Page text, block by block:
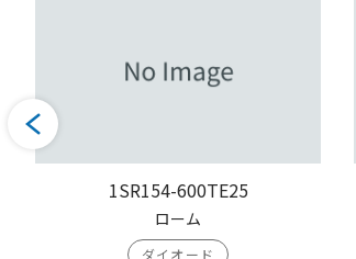
1SR154-600TE25
ローム
ダイオード